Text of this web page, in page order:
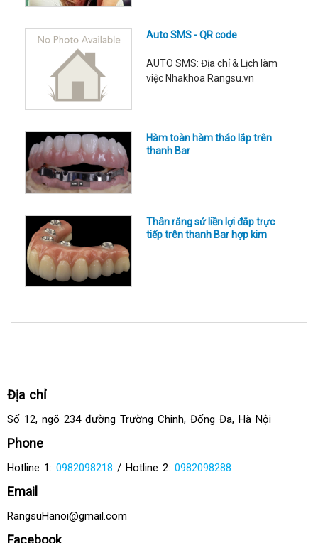
thừa, nhổ răng kẹ, lạc chỗ, tháo
hình viền lợi, cắt phanh môi, bắt
và tháo vít neo chặn, thay các
Auto SMS - QR code
AUTO SMS: Địa chỉ & Lịch làm
việc Nhakhoa Rangsu.vn
Hàm toàn hàm tháo lắp trên
thanh Bar
Thân răng sứ liền lợi đắp trực
tiếp trên thanh Bar hợp kim
Địa chỉ
Số 12, ngõ 234 đường Trường Chinh, Đống Đa, Hà Nội
Phone
Hotline 1: 0982098218 / Hotline 2: 0982098288
Email
RangsuHanoi@gmail.com